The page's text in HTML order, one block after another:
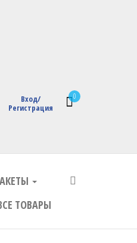
0
Вход/
Регистрация
ТОВАРЫ